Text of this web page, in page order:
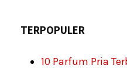
TERPOPULER
10 Parfum Pria